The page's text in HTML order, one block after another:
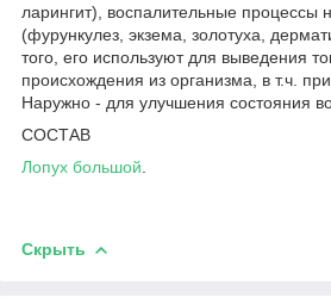
ларингит), воспалительные процессы
(фурункулез, экзема, золотуха,
того, его используют для выведения
происхождения из организма, в т.ч.
Наружно - для улучшения состояния
СОСТАВ
Лопух большой
Скрыть